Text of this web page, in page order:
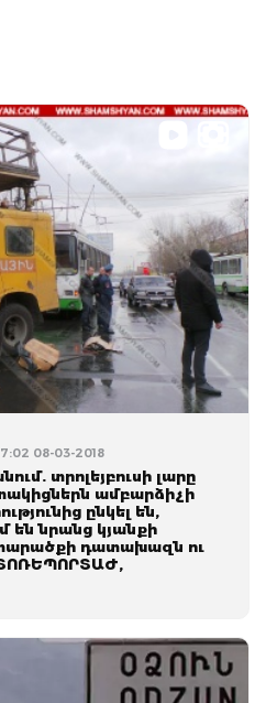
08-03-2018
տրոլեյբուսի լարը
ամբարձիչի
ընկել են,
են նրանց կյանքի
դատախազն ու